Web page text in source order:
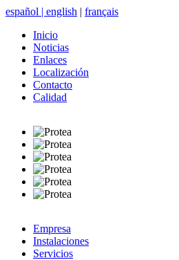
español | english | français
Inicio
Noticias
Enlaces
Localización
Contacto
Calidad
Empresa
Instalaciones
Servicios